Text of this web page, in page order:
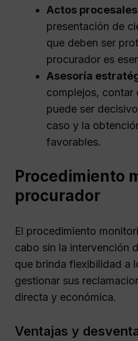
Actos
presentación de
que deben ser
procurador es
Asesoría
complejos, contar
puede ser
caso y la
favorables.
Procedimiento
procurador
El procedimiento
cabo sin la intervención
que brinda flexibilidad a
gestionar sus
directa y económica.
Ventajas y